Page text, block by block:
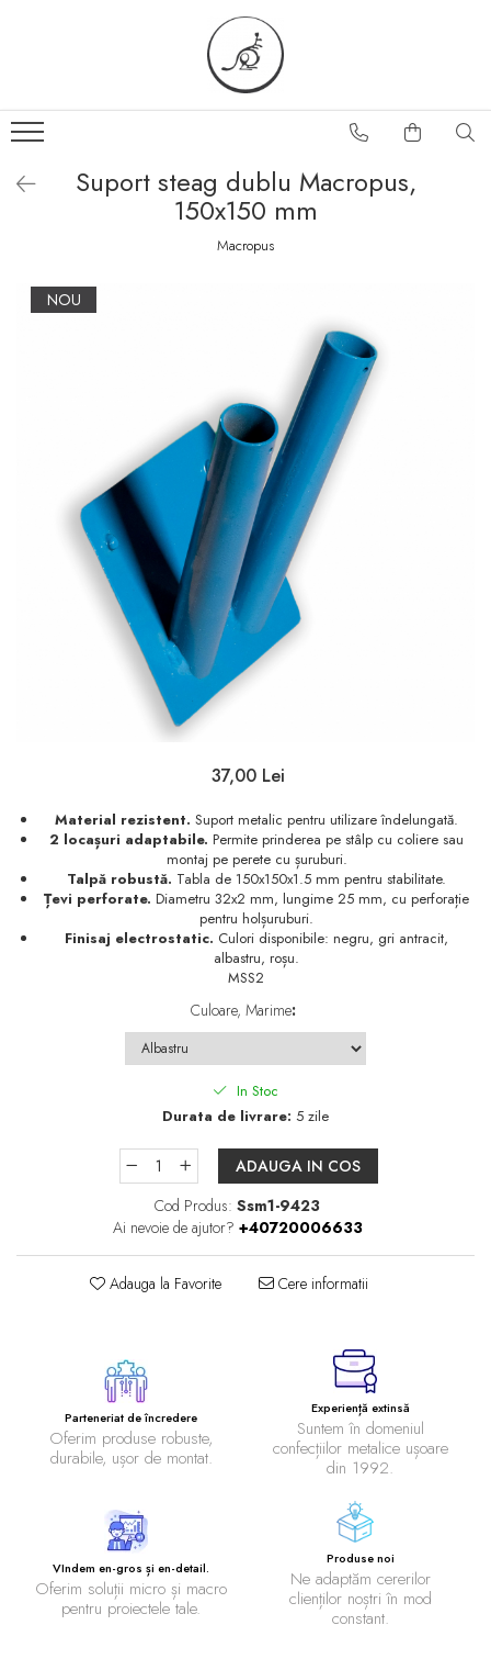
Suport steag dublu Macropus,
150x150 mm
Macropus
NOU
37,00 Lei
Material rezistent. Suport metalic pentru utilizare îndelungată.
2 locașuri adaptabile. Permite prinderea pe stâlp cu coliere sau
montaj pe perete cu șuruburi.
Talpă robustă. Tabla de 150x150x1.5 mm pentru stabilitate.
Țevi perforate. Diametru 32x2 mm, lungime 25 mm, cu perforație
pentru holșuruburi.
Finisaj electrostatic. Culori disponibile: negru, gri antracit,
albastru, roșu.
MSS2
Culoare, Marime:
In Stoc
Durata de livrare: 5 zile
ADAUGA IN COS
Cod Produs: Ssm1-9423
Ai nevoie de ajutor? +40720006633
Adauga la Favorite Cere informatii
Parteneriat de încredere
Oferim produse robuste,
durabile, ușor de montat.
Experiență extinsă
Suntem în domeniul
confecțiilor metalice ușoare
din 1992.
VIndem en-gros și en-detail.
Oferim soluții micro și macro
pentru proiectele tale.
Produse noi
Ne adaptăm cererilor
clienților noștri în mod
constant.